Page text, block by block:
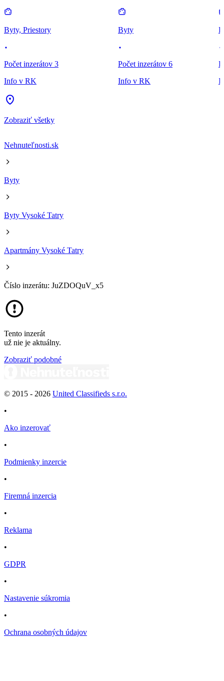
Byty, Priestory
Počet inzerátov 3
Info v RK
Byty
Počet inzerátov 6
Info v RK
Zobraziť všetky
Nehnuteľnosti.sk
Byty
Byty Vysoké Tatry
Apartmány Vysoké Tatry
Číslo inzerátu: JuZDOQuV_x5
Tento inzerát
už nie je aktuálny.
Zobraziť podobné
© 2015 - 2026 United Classifieds s.r.o.
•
Ako inzerovať
•
Podmienky inzercie
•
Firemná inzercia
•
Reklama
•
GDPR
•
Nastavenie súkromia
•
Ochrana osobných údajov